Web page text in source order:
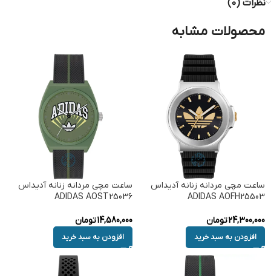
نظرات (0)
محصولات مشابه
ساعت مچی مردانه زنانه آدیداس
ADIDAS AOFH25503
24,300,000تومان
افزودن به سبد خرید
ساعت مچی مردانه زنانه آدیداس
ADIDAS AOST25036
14,580,000تومان
افزودن به سبد خرید